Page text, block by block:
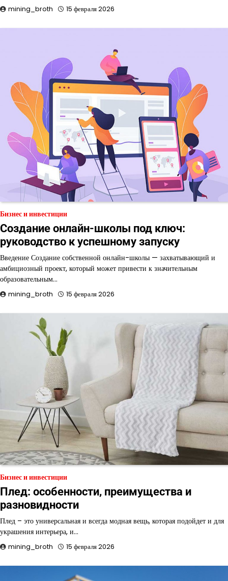
mining_broth 15 февраля 2026
Бизнес и инвестиции
Создание онлайн-школы под ключ:
руководство к успешному запуску
Введение Создание собственной онлайн-школы — захватывающий и
амбициозный проект, который может привести к значительным
образовательным…
mining_broth 15 февраля 2026
Бизнес и инвестиции
Плед: особенности, преимущества и
разновидности
Плед – это универсальная и всегда модная вещь, которая подойдет и для
украшения интерьера, и…
mining_broth 15 февраля 2026